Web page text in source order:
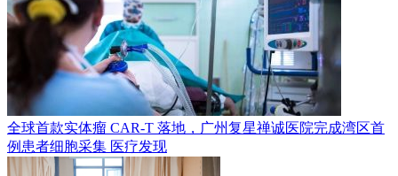
全球首款实体瘤 CAR-T 落地，广州复星禅诚医院完成湾区首
例患者细胞采集 医疗发现